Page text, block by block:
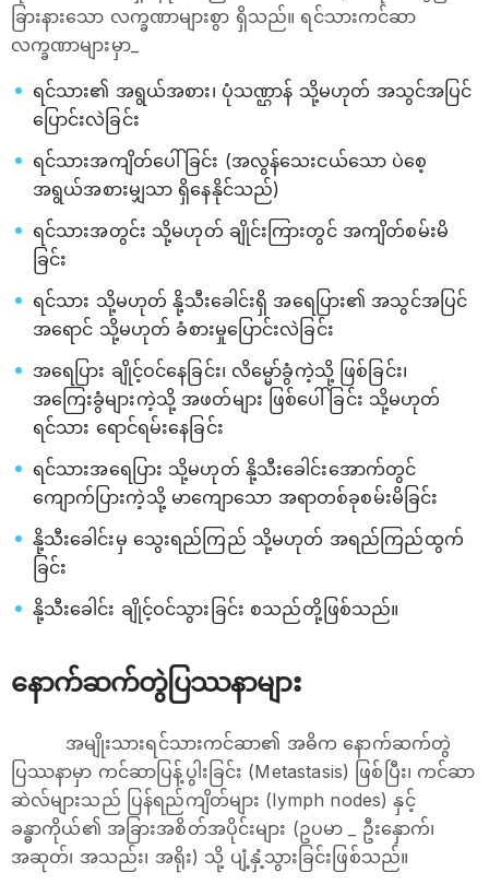
ခြားနားသော လက္ခဏာများစွာ ရှိသည်။ ရင်သားကင်ဆာ
လက္ခဏာများမှာ_
ရင်သား၏ အရွယ်အစား၊ ပုံသဏ္ဌာန် သို့မဟုတ် အသွင်အပြင်
ပြောင်းလဲခြင်း
ရင်သားအကျိတ်ပေါ်ခြင်း (အလွန်သေးငယ်သော ပဲစေ့
အရွယ်အစားမျှသာ ရှိနေနိုင်သည်)
ရင်သားအတွင်း သို့မဟုတ် ချိုင်းကြားတွင် အကျိတ်စမ်းမိ
ခြင်း
ရင်သား သို့မဟုတ် နို့သီးခေါင်းရှိ အရေပြား၏ အသွင်အပြင်
အရောင် သို့မဟုတ် ခံစားမှုပြောင်းလဲခြင်း
အရေပြား ချိုင့်ဝင်နေခြင်း၊ လိမ္မော်ခွံကဲ့သို့ ဖြစ်ခြင်း၊
အကြေးခွံများကဲ့သို့ အဖတ်များ ဖြစ်ပေါ်ခြင်း သို့မဟုတ်
ရင်သား ရောင်ရမ်းနေခြင်း
ရင်သားအရေပြား သို့မဟုတ် နို့သီးခေါင်းအောက်တွင်
ကျောက်ပြားကဲ့သို့ မာကျောသော အရာတစ်ခုစမ်းမိခြင်း
နို့သီးခေါင်းမှ သွေးရည်ကြည် သို့မဟုတ် အရည်ကြည်ထွက်
ခြင်း
နို့သီးခေါင်း ချိုင့်ဝင်သွားခြင်း စသည်တို့ဖြစ်သည်။
နောက်ဆက်တွဲပြဿနာများ
အမျိုးသားရင်သားကင်ဆာ၏ အဓိက နောက်ဆက်တွဲ
ပြဿနာမှာ ကင်ဆာပြန့်ပွါးခြင်း (Metastasis) ဖြစ်ပြီး၊ ကင်ဆာ
ဆဲလ်များသည် ပြန်ရည်ကျိတ်များ (lymph nodes) နှင့်
ခန္ဓာကိုယ်၏ အခြားအစိတ်အပိုင်းများ (ဥပမာ _ ဦးနှောက်၊
အဆုတ်၊ အသည်း၊ အရိုး) သို့ ပျံ့နှံ့သွားခြင်းဖြစ်သည်။